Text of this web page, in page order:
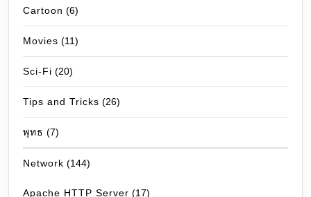
Cartoon (6)
Movies (11)
Sci-Fi (20)
Tips and Tricks (26)
พุทธ (7)
Network (144)
Apache HTTP Server (17)